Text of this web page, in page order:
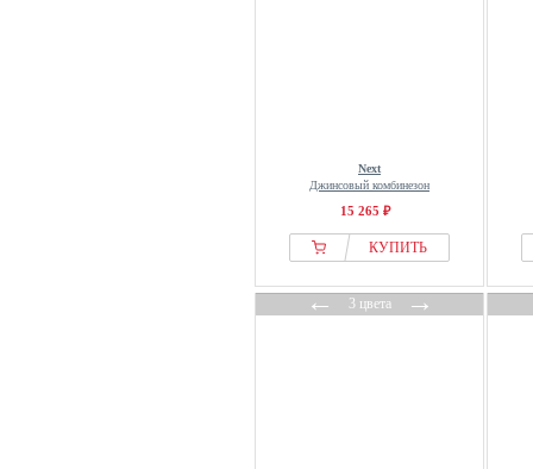
Next
Джинсовый комбинезон
15 265 ₽
КУПИТЬ
←3 цвета→